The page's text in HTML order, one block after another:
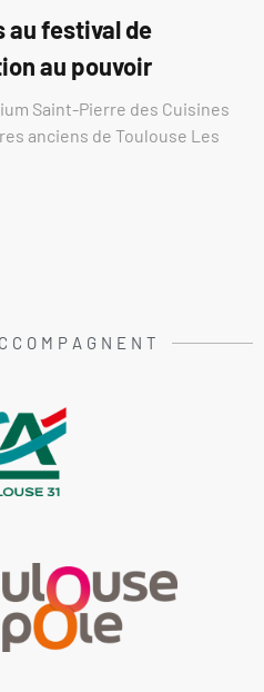
au festival de
au pouvoir
Saint-Pierre des Cuisines
anciens de Toulouse Les